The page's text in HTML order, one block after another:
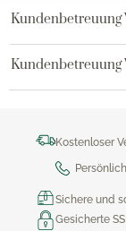
Kundenbetreuung
Kostenloser
Sichere und
Gesicherte